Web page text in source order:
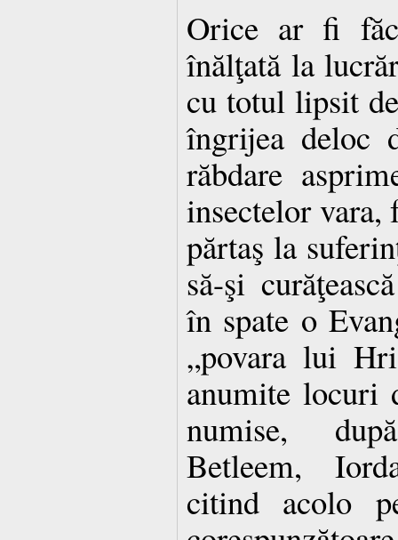
Orice ar fi
înălţată la
cu totul lipsit
îngrijea deloc
răbdare
insectelor vara,
părtaş la
să-şi
în spate o
„povara lui
anumite locuri
numise,
Betleem,
citind acolo